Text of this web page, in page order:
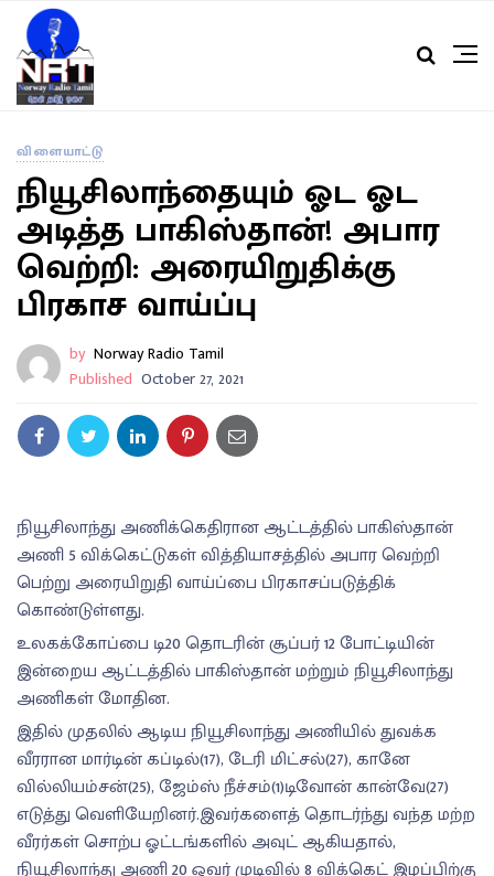
விளையாட்டு
நியூசிலாந்தையும் ஓட ஓட
அடித்த பாகிஸ்தான்! அபார
வெற்றி: அரையிறுதிக்கு
பிரகாச வாய்ப்பு
by Norway Radio Tamil
Published October 27, 2021
நியூசிலாந்து அணிக்கெதிரான ஆட்டத்தில் பாகிஸ்தான்
அணி 5 விக்கெட்டுகள் வித்தியாசத்தில் அபார வெற்றி
பெற்று அரையிறுதி வாய்ப்பை பிரகாசப்படுத்திக்
கொண்டுள்ளது.
உலகக்கோப்பை டி20 தொடரின் சூப்பர் 12 போட்டியின்
இன்றைய ஆட்டத்தில் பாகிஸ்தான் மற்றும் நியூசிலாந்து
அணிகள் மோதின.
இதில் முதலில் ஆடிய நியூசிலாந்து அணியில் துவக்க
வீரரான மார்டின் கப்டில்(17), டேரி மிட்சல்(27), கானே
வில்லியம்சன்(25), ஜேம்ஸ் நீச்சம்(1)டிவோன் கான்வே(27)
எடுத்து வெளியேறினர்.இவர்களைத் தொடர்ந்து வந்த மற்ற
வீரர்கள் சொற்ப ஓட்டங்களில் அவுட் ஆகியதால்,